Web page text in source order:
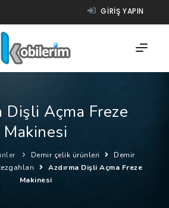
GIRIŞ YAPIN
Dişli Açma Freze
Makinesi
Demir çelik ürünleri
Demir
Azdırma Dişli Açma Freze
Makinesi